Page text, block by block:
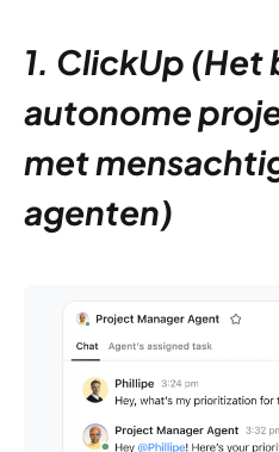
1. ClickUp (Het
autonome
met
agenten)